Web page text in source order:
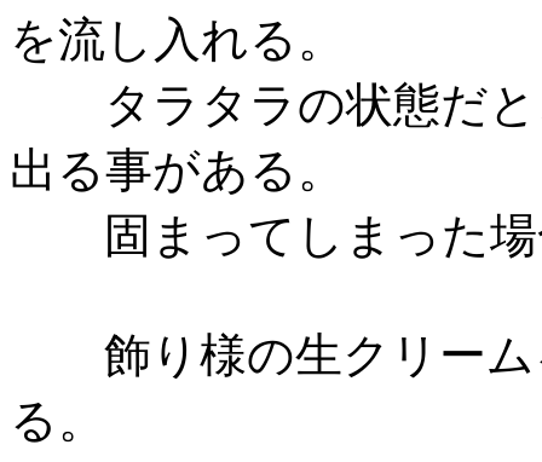
を流し入れる。
タラタラの状態だと
出る事がある。
固まってしまった場
飾り様の生クリーム
る。